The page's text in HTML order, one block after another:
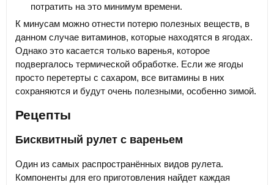
потратить на это минимум времени.
К минусам можно отнести потерю полезных веществ, в
данном случае витаминов, которые находятся в ягодах.
Однако это касается только варенья, которое
подвергалось термической обработке. Если же ягоды
просто перетерты с сахаром, все витамины в них
сохраняются и будут очень полезными, особенно зимой.
Рецепты
Бисквитный рулет с вареньем
Один из самых распространённых видов рулета.
Компоненты для его приготовления найдет каждая